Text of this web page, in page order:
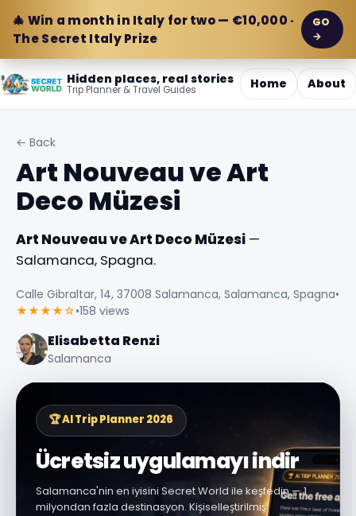
🎄 Win a month in Italy for two — €10,000 ·
The Secret Italy Prize
GO
→
Hidden places, real stories
Trip Planner & Travel Guides Home About
← Back
Art Nouveau ve Art
Deco Müzesi
Art Nouveau ve Art Deco Müzesi —
Salamanca, Spagna.
Calle Gibraltar, 14, 37008 Salamanca, Salamanca, Spagna•
★★★★☆•158 views
Elisabetta Renzi
Salamanca
🏆 AI Trip Planner 2026
Ücretsiz uygulamayı indir
Salamanca'nin en iyisini Secret World ile keşfedin — 1
milyondan fazla destinasyon. Kişiselleştirilmiş